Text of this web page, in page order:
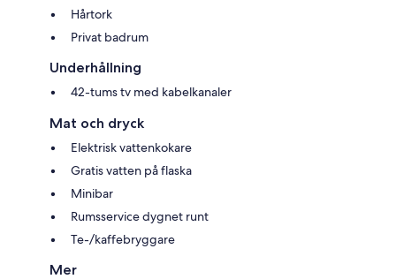
Hårtork
Privat badrum
Underhållning
42-tums tv med kabelkanaler
Mat och dryck
Elektrisk vattenkokare
Gratis vatten på flaska
Minibar
Rumsservice dygnet runt
Te-/kaffebryggare
Mer